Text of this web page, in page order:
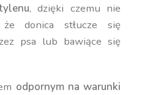
, dzięki czemu nie
donica stłucze się
psa lub bawiące się
odpornym na warunki